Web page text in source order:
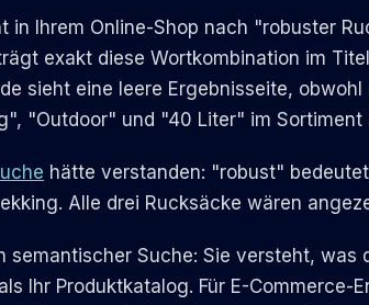
in Ihrem Online-Shop nach "robuster
exakt diese Wortkombination im
sieht eine leere Ergebnisseite,
"Outdoor" und "40 Liter" im Sortiment
hätte verstanden: "robust"
Alle drei Rucksäcke wären
semantischer Suche: Sie versteht, was
Ihr Produktkatalog. Für E-Commerce-